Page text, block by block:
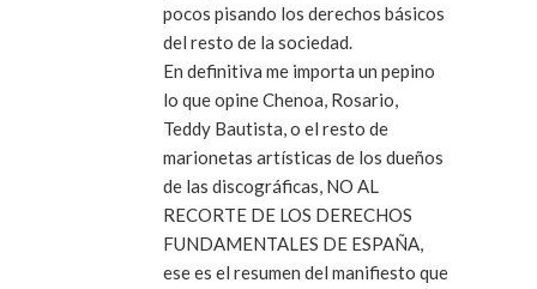
pocos pisando los derechos básicos
del resto de la sociedad.
En definitiva me importa un pepino
lo que opine Chenoa, Rosario,
Teddy Bautista, o el resto de
marionetas artísticas de los dueños
de las discográficas, NO AL
RECORTE DE LOS DERECHOS
FUNDAMENTALES DE ESPAÑA,
ese es el resumen del manifiesto que